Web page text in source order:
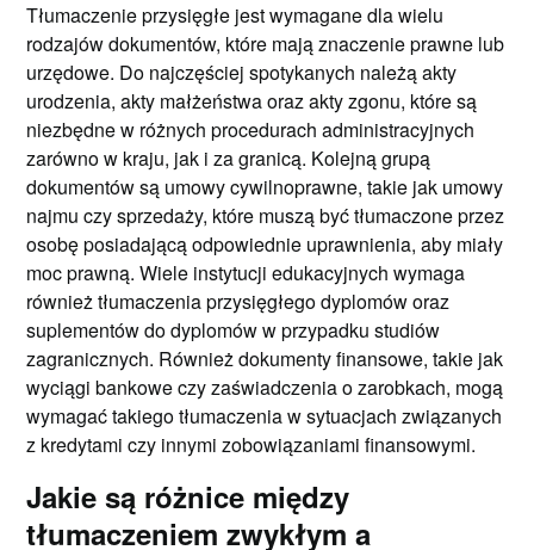
Tłumaczenie przysięgłe jest wymagane dla wielu
rodzajów dokumentów, które mają znaczenie prawne lub
urzędowe. Do najczęściej spotykanych należą akty
urodzenia, akty małżeństwa oraz akty zgonu, które są
niezbędne w różnych procedurach administracyjnych
zarówno w kraju, jak i za granicą. Kolejną grupą
dokumentów są umowy cywilnoprawne, takie jak umowy
najmu czy sprzedaży, które muszą być tłumaczone przez
osobę posiadającą odpowiednie uprawnienia, aby miały
moc prawną. Wiele instytucji edukacyjnych wymaga
również tłumaczenia przysięgłego dyplomów oraz
suplementów do dyplomów w przypadku studiów
zagranicznych. Również dokumenty finansowe, takie jak
wyciągi bankowe czy zaświadczenia o zarobkach, mogą
wymagać takiego tłumaczenia w sytuacjach związanych
z kredytami czy innymi zobowiązaniami finansowymi.
Jakie są różnice między
tłumaczeniem zwykłym a